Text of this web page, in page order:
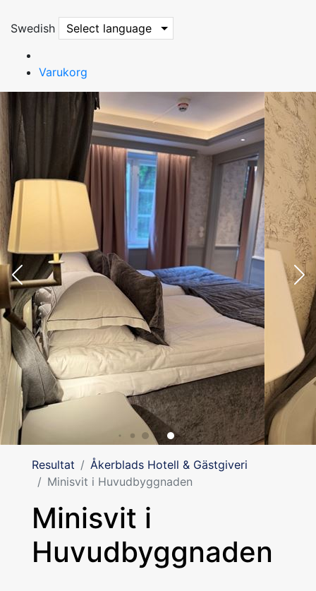
Swedish Select language
Varukorg
Resultat
Åkerblads Hotell & Gästgiveri
Minisvit i Huvudbyggnaden
Minisvit i
Huvudbyggnaden